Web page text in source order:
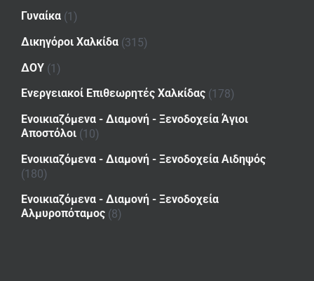
Γυναίκα (1)
Δικηγόροι Χαλκίδα (315)
ΔΟΥ (1)
Ενεργειακοί Επιθεωρητές Χαλκίδας (178)
Ενοικιαζόμενα - Διαμονή - Ξενοδοχεία Άγιοι
Αποστόλοι (10)
Ενοικιαζόμενα - Διαμονή - Ξενοδοχεία Αιδηψός
(180)
Ενοικιαζόμενα - Διαμονή - Ξενοδοχεία
Αλμυροπόταμος (8)